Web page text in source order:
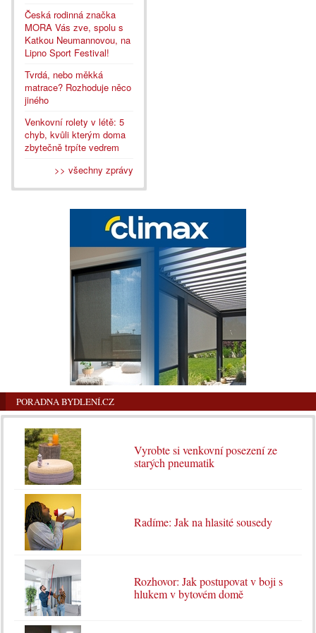
Česká rodinná značka
MORA Vás zve, spolu s
Katkou Neumannovou, na
Lipno Sport Festival!
Tvrdá, nebo měkká
matrace? Rozhoduje něco
jiného
Venkovní rolety v létě: 5
chyb, kvůli kterým doma
zbytečně trpíte vedrem
>> všechny zprávy
PORADNA BYDLENÍ.CZ
Vyrobte si venkovní posezení ze
starých pneumatik
Radíme: Jak na hlasité sousedy
Rozhovor: Jak postupovat v boji s
hlukem v bytovém domě